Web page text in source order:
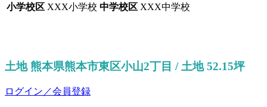
小学校区 XXX小学校 中学校区 XXX中学校
土地 熊本県熊本市東区小山2丁目 / 土地 52.15坪
ログイン／会員登録